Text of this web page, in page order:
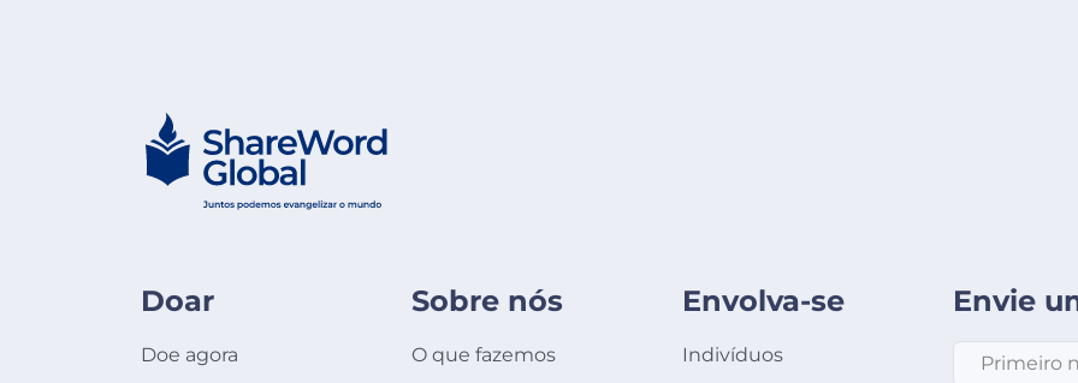
Doar
Doe agora
Sobre nós
O que fazemos
Envolva-se
Indivíduos
Envie
Primeiro